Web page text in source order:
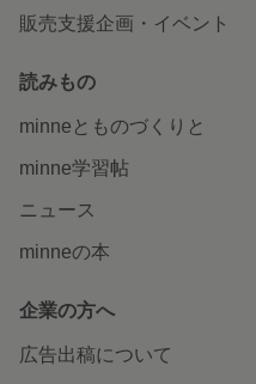
販売支援企画・イベント
読みもの
minneとものづくりと
minne学習帖
ニュース
minneの本
企業の方へ
広告出稿について